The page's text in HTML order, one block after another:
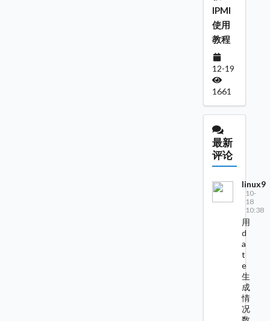
IPMI
使用
教程
12-19
1661
最新
评论
linux9
10-
18
10:38
用
d
a
t
e
生
成
情
况